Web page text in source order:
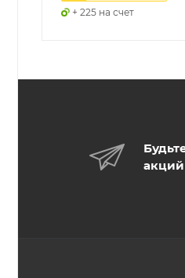
+ 225 на счет